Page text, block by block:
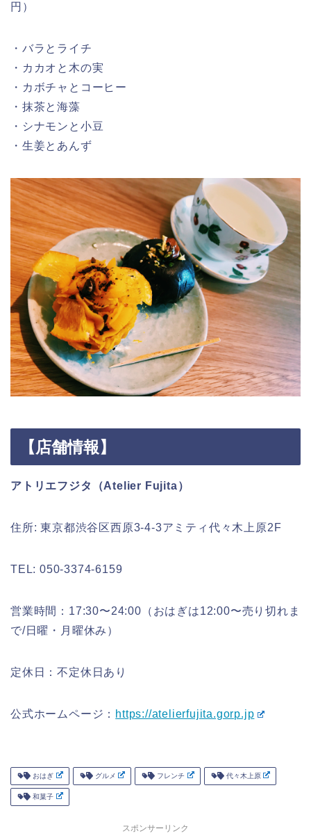
円）
・バラとライチ
・カカオと木の実
・カボチャとコーヒー
・抹茶と海藻
・シナモンと小豆
・生姜とあんず
【店舗情報】
アトリエフジタ（Atelier Fujita）
住所: 東京都渋谷区西原3-4-3アミティ代々木上原2F
TEL: 050-3374-6159
営業時間：17:30〜24:00（おはぎは12:00〜売り切れま
で/日曜・月曜休み）
定休日：不定休日あり
公式ホームページ： https://atelierfujita.gorp.jp
おはぎ グルメ フレンチ 代々木上原
和菓子
スポンサーリンク